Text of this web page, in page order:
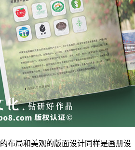
布局和美观的版面设计同样是画册设